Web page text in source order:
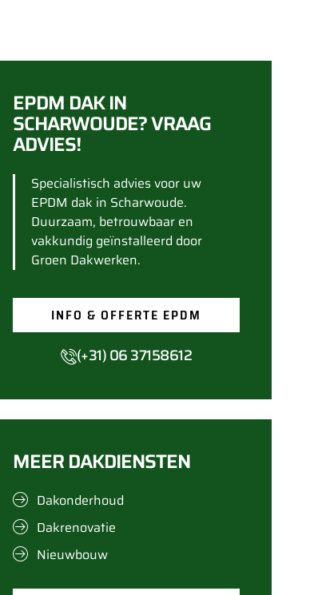
EPDM DAK IN
SCHARWOUDE? VRAAG
ADVIES!
Specialistisch advies voor uw
EPDM dak in Scharwoude.
Duurzaam, betrouwbaar en
vakkundig geïnstalleerd door
Groen Dakwerken.
INFO & OFFERTE EPDM
(+31) 06 37158612
MEER DAKDIENSTEN
Dakonderhoud
Dakrenovatie
Nieuwbouw